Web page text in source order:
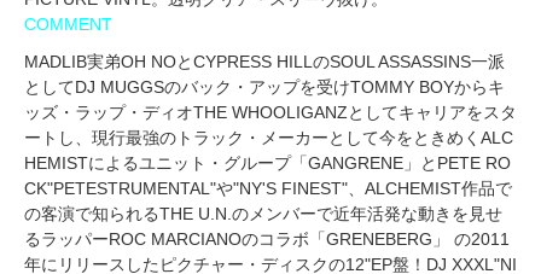
COMMENT
MADLIB実弟OH NOとCYPRESS HILLのSOUL ASSASSINS一派
としてDJ MUGGSのバック・アップを受けTOMMY BOYからキ
ッズ・ラップ・ディオTHE WHOOLIGANZとしてキャリアをスタ
ートし、現行最強のトラック・メーカーとして今をときめくALC
HEMISTによるユニット・グループ「GANGRENE」とPETE RO
CK"PETESTRUMENTAL"や"NY'S FINEST"、ALCHEMIST作品で
の客演で知られるTHE U.N.のメンバーで近年活発な動きを見せ
るラッパーROC MARCIANOのコラボ「GRENEBERG」 の2011
年にリリースしたピクチャー・ディスクの12"EP盤！DJ XXXL"NI